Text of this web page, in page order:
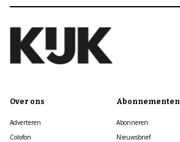
Over ons
Adverteren
Colofon
Abonnementen
Abonneren
Nieuwsbrief